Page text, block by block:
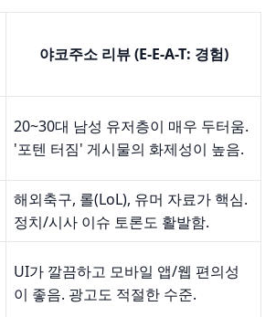
야코주소 리뷰 (E-E-A-T: 경험)
20~30대 남성 유저층이 매우 두터움.
'포텐 터짐' 게시물의 화제성이 높음.
해외축구, 롤(LoL), 유머 자료가 핵심.
정치/시사 이슈 토론도 활발함.
UI가 깔끔하고 모바일 앱/웹 편의성
이 좋음. 광고도 적절한 수준.